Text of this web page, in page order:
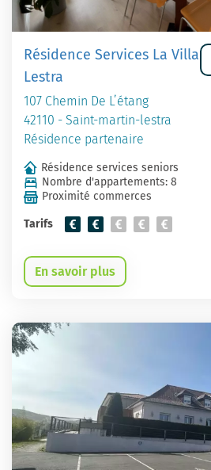
Résidence Services La Villa
Lestra
107 Chemin De L’étang
42110 - Saint-martin-lestra
Résidence partenaire
Résidence services seniors
Nombre d'appartements: 8
Proximité commerces
Tarifs
En savoir plus